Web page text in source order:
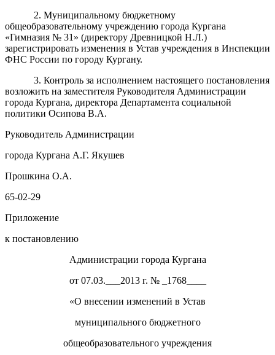
2. Муниципальному бюджетному
общеобразовательному учреждению города Кургана
«Гимназия № 31» (директору Древницкой Н.Л.)
зарегистрировать изменения в Устав учреждения в Инспекции
ФНС России по городу Кургану.
3. Контроль за исполнением настоящего постановления
возложить на заместителя Руководителя Администрации
города Кургана, директора Департамента социальной
политики Осипова В.А.
Руководитель Администрации
города Кургана А.Г. Якушев
Прошкина О.А.
65-02-29
Приложение
к постановлению
Администрации города Кургана
от 07.03.___2013 г. № _1768____
«О внесении изменений в Устав
муниципального бюджетного
общеобразовательного учреждения